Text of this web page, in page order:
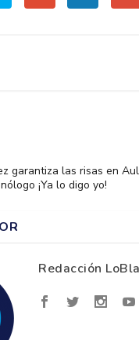
garantiza las risas en
¡Ya lo digo yo!
Redacción